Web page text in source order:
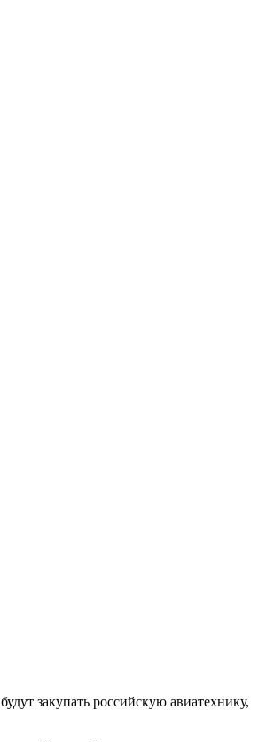
закупать российскую авиатехнику,